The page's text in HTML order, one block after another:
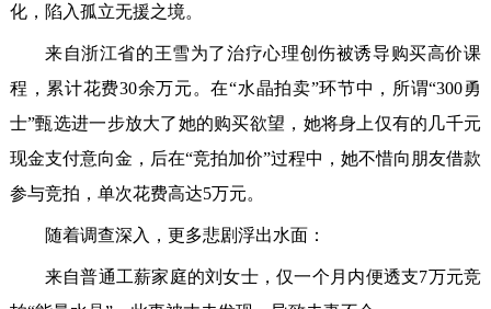
化，陷入孤立无援之境。
来自浙江省的王雪为了治疗心理创伤被诱导购买高价课
程，累计花费30余万元。在“水晶拍卖”环节中，所谓“300勇
士”甄选进一步放大了她的购买欲望，她将身上仅有的几千元
现金支付意向金，后在“竞拍加价”过程中，她不惜向朋友借款
参与竞拍，单次花费高达5万元。
随着调查深入，更多悲剧浮出水面：
来自普通工薪家庭的刘女士，仅一个月内便透支7万元竞